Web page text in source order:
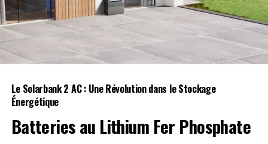
Le Solarbank 2 AC : Une Révolution dans le Stockage
Énergétique
Batteries au Lithium Fer Phosphate